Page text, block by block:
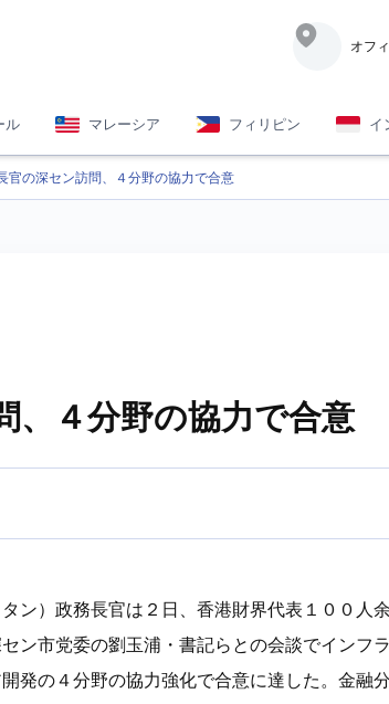
オフ
ル マレーシア フィリピン イ
官の深セン訪問、４分野の協力で合意
、４分野の協力で合意
ン）政務長官は２日、香港財界代表１００人
ン市党委の劉玉浦・書記らとの会談でインフ
発の４分野の協力強化で合意に達した。金融